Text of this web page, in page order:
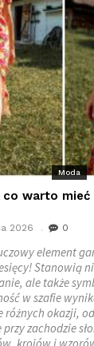
Moda
warto mieć
2026 0
element
Stanowią
ale także
w szafie
różnych okazji,
zachodzie